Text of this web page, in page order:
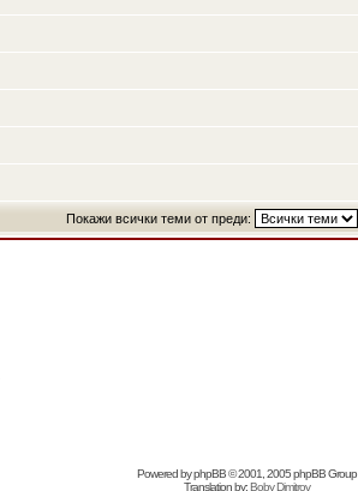
Покажи всички теми от преди:
Powered byphpBB© 2001, 2005 phpBB Group
Translation by:Boby Dimitrov